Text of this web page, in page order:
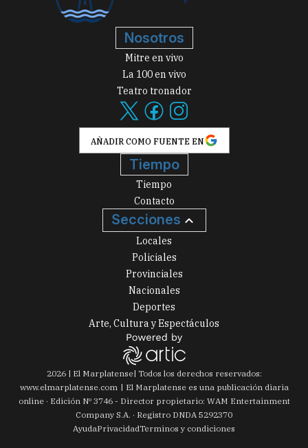
Nosotros
Mitre en vivo
La 100 en vivo
Teatro tronador
AÑADIR COMO FUENTE EN
Tiempo
Tiempo
Contacto
Secciones
Locales
Policiales
Provinciales
Nacionales
Deportes
Arte, Cultura y Espectáculos
2026| El Marplatense| Todos los derechos reservados:
www.elmarplatense.com
El Marplatense es una publicación diaria
online · Edición Nº 3746- Director propietario: WAM Entertainment
Company S.A. · Registro DNDA 5292370
AyudaPrivacidadTerminos y condiciones